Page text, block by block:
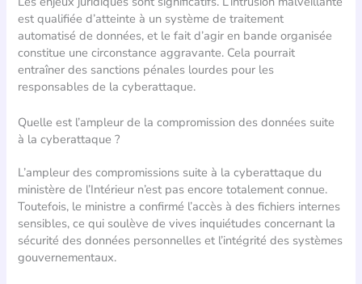
est qualifiée d’atteinte à un système de traitement
automatisé de données, et le fait d’agir en bande organisée
constitue une circonstance aggravante. Cela pourrait
entraîner des sanctions pénales lourdes pour les
responsables de la cyberattaque.
Quelle est l’ampleur de la compromission des données suite
à la cyberattaque ?
L’ampleur des compromissions suite à la cyberattaque du
ministère de l’Intérieur n’est pas encore totalement connue.
Toutefois, le ministre a confirmé l’accès à des fichiers internes
sensibles, ce qui soulève de vives inquiétudes concernant la
sécurité des données personnelles et l’intégrité des systèmes
gouvernementaux.